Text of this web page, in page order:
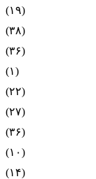
(۱۹)
(۳۸)
(۳۶)
(۱)
(۲۲)
(۲۷)
(۳۶)
(۱۰)
(۱۴)